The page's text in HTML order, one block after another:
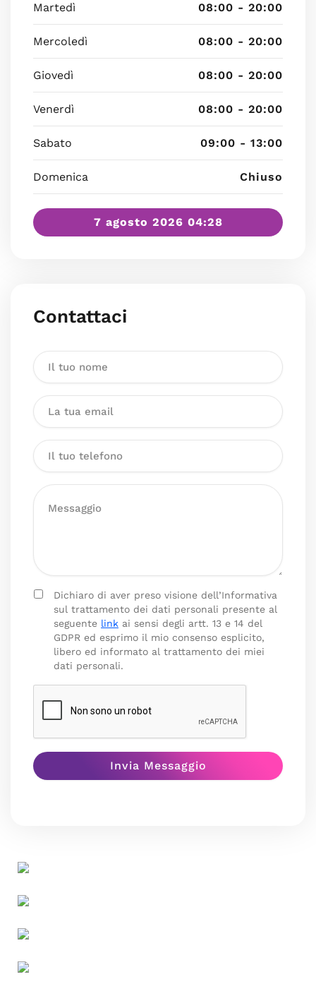
Martedì 08:00 - 20:00
Mercoledì 08:00 - 20:00
Giovedì 08:00 - 20:00
Venerdì 08:00 - 20:00
Sabato 09:00 - 13:00
Domenica Chiuso
7 agosto 2026 04:28
Contattaci
Dichiaro di aver preso visione dell’Informativa
sul trattamento dei dati personali presente al
seguente link ai sensi degli artt. 13 e 14 del
GDPR ed esprimo il mio consenso esplicito,
libero ed informato al trattamento dei miei
dati personali.